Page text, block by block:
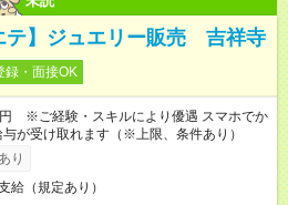
テ】ジュエリー販売 吉祥寺
録・面接OK
※ご経験・スキルにより優遇 スマホでか
が受け取れます（※上限、条件あり）
り
給（規定あり）